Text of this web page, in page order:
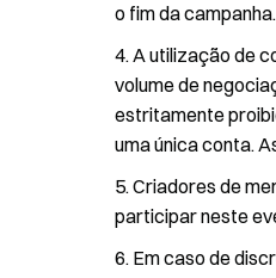
o fim da campanha.
A utilização de
volume de
estritamente
uma única conta.
Criadores de
participar neste
Em caso de